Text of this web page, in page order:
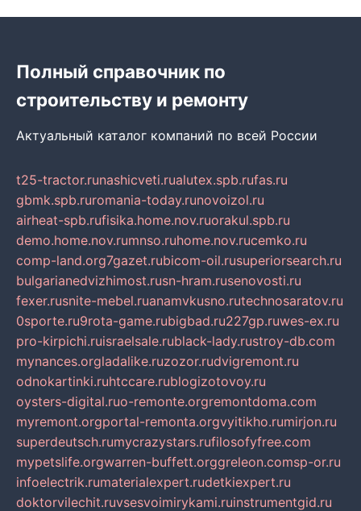
Полный справочник по
строительству и ремонту
Актуальный каталог компаний по всей России
t25-tractor.runashicveti.rualutex.spb.rufas.ru
gbmk.spb.ruromania-today.runovoizol.ru
airheat-spb.rufisika.home.nov.ruorakul.spb.ru
demo.home.nov.rumnso.ruhome.nov.rucemko.ru
comp-land.org7gazet.rubicom-oil.rusuperiorsearch.ru
bulgarianedvizhimost.rusn-hram.rusenovosti.ru
fexer.rusnite-mebel.ruanamvkusno.rutechnosaratov.ru
0sporte.ru9rota-game.rubigbad.ru227gp.ruwes-ex.ru
pro-kirpichi.ruisraelsale.rublack-lady.rustroy-db.com
mynances.orgladalike.ruzozor.rudvigremont.ru
odnokartinki.ruhtccare.rublogizotovoy.ru
oysters-digital.ruo-remonte.orgremontdoma.com
myremont.orgportal-remonta.orgvyitikho.rumirjon.ru
superdeutsch.rumycrazystars.rufilosofyfree.com
mypetslife.orgwarren-buffett.orggreleon.comsp-or.ru
infoelectrik.rumaterialexpert.rudetkiexpert.ru
doktorvilechit.ruvsesvoimirykami.ruinstrumentgid.ru